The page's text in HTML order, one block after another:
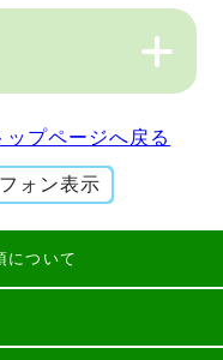
ップページへ戻る
ォン表示
について